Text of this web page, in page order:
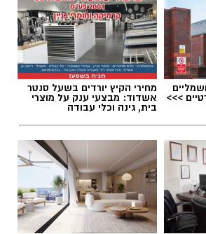
>>>
מחירי הקיץ יורדים בשעל סנטר
אשדוד: מבצעי ענק על מוצרי
בית, גינה וכלי עבודה